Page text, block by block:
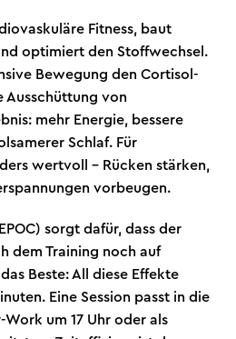
Fitness, baut
optimiert den Stoffwechsel.
Bewegung den Cortisol-
Ausschüttung von
mehr Energie, bessere
Schlaf. Für
wertvoll – Rücken stärken,
vorbeugen.
sorgt dafür, dass der
dem Training noch auf
Beste: All diese Effekte
Eine Session passt in die
um 17 Uhr oder als